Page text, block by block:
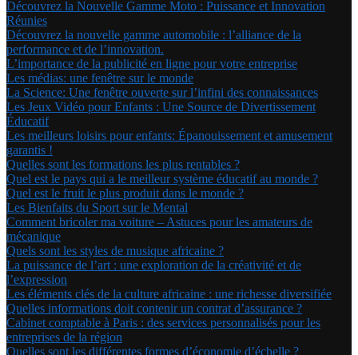
Découvrez la Nouvelle Gamme Moto : Puissance et Innovation
Réunies
Découvrez la nouvelle gamme automobile : l’alliance de la
performance et de l’innovation.
L’importance de la publicité en ligne pour votre entreprise
Les médias: une fenêtre sur le monde
La Science: Une fenêtre ouverte sur l’infini des connaissances
Les Jeux Vidéo pour Enfants : Une Source de Divertissement
Éducatif
Les meilleurs loisirs pour enfants: Épanouissement et amusement
garantis !
Quelles sont les formations les plus rentables ?
Quel est le pays qui a le meilleur système éducatif au monde ?
Quel est le fruit le plus produit dans le monde ?
Les Bienfaits du Sport sur le Mental
Comment bricoler ma voiture – Astuces pour les amateurs de
mécanique
Quels sont les styles de musique africaine ?
La puissance de l’art : une exploration de la créativité et de
l’expression
Les éléments clés de la culture africaine : une richesse diversifiée
Quelles informations doit contenir un contrat d’assurance ?
Cabinet comptable à Paris : des services personnalisés pour les
entreprises de la région
Quelles sont les différentes formes d’économie d’échelle ?